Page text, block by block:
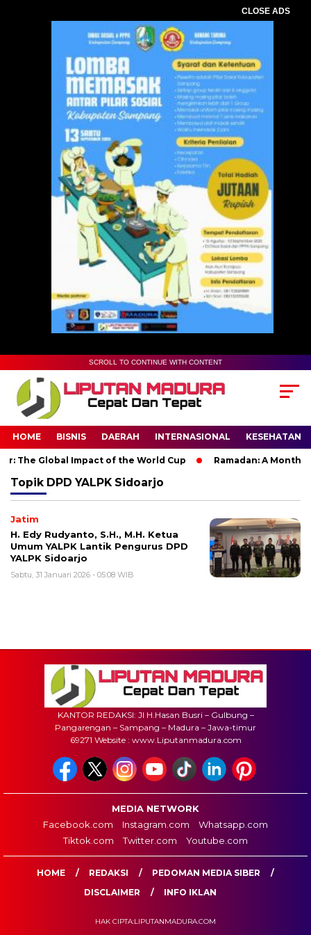
CLOSE ADS
SCROLL TO CONTINUE WITH CONTENT
HOME BISNIS DAERAH INTERNASIONAL KESEHATAN
The Global Impact of the World Cup Ramadan: A Month
Topik DPD YALPK Sidoarjo
Jatim
H. Edy Rudyanto, S.H., M.H. Ketua
Umum YALPK Lantik Pengurus DPD
YALPK Sidoarjo
Sabtu, 31 Januari 2026 - 05:08 WIB
KANTOR REDAKSI: Jl H.Hasan Busri – Gulbung –
Pangarengan – Sampang – Madura – Jawa-timur
69271 Website : www.Liputanmadura.com
MEDIA NETWORK
Facebook.com
Instagram.com
Whatsapp.com
Tiktok.com
Twitter.com Youtube.com
HOME REDAKSI
PEDOMAN MEDIA SIBER
DISCLAIMER
INFO IKLAN
HAK CIPTA:LIPUTANMADURA.COM